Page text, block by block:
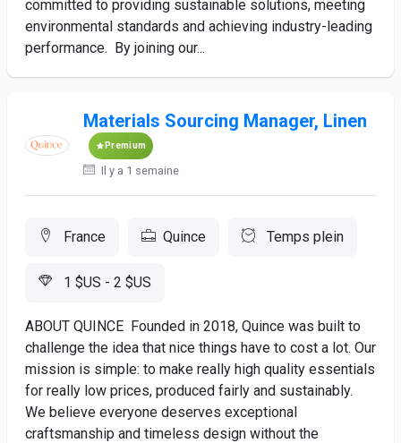
committed to providing sustainable solutions, meeting
environmental standards and achieving industry-leading
performance. By joining our...
Materials Sourcing Manager, Linen
Premium
Il y a 1 semaine
France Quince Temps plein
1 $US - 2 $US
ABOUT QUINCE Founded in 2018, Quince was built to
challenge the idea that nice things have to cost a lot. Our
mission is simple: to make really high quality essentials
for really low prices, produced fairly and sustainably.
We believe everyone deserves exceptional
craftsmanship and timeless design without the